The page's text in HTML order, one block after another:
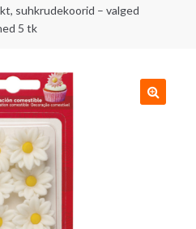
suhkrudekoorid – valged
5 tk